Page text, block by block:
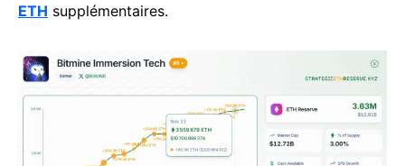
ETH supplémentaires.